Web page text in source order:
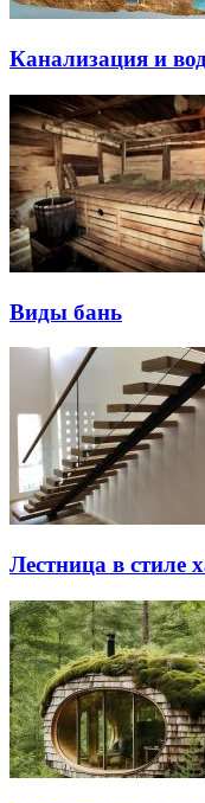
Канализация и
Виды бань
Лестница в стиле